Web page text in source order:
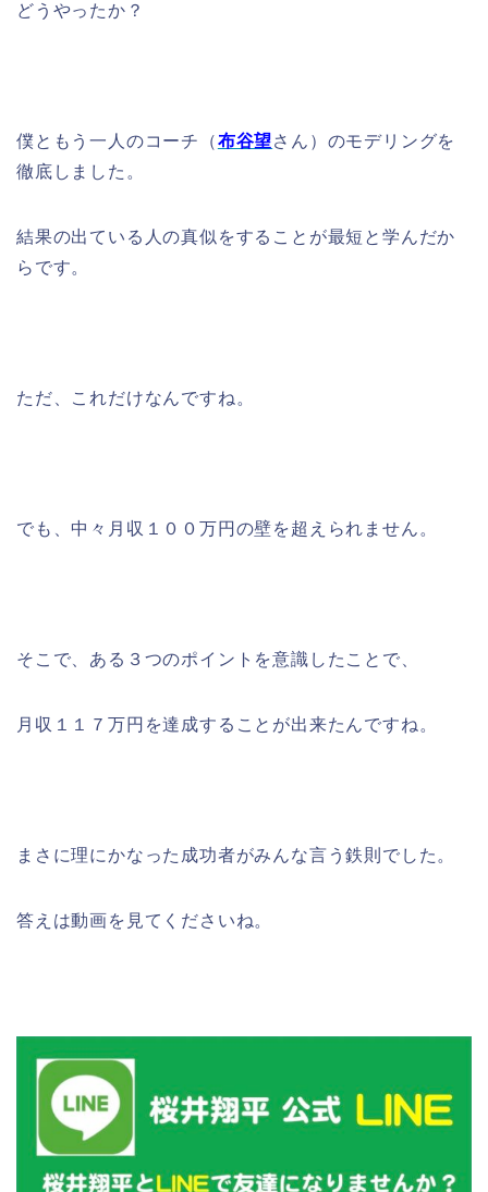
どうやったか？
僕ともう一人のコーチ（布谷望さん）のモデリングを
徹底しました。
結果の出ている人の真似をすることが最短と学んだか
らです。
ただ、これだけなんですね。
でも、中々月収１００万円の壁を超えられません。
そこで、ある３つのポイントを意識したことで、
月収１１７万円を達成することが出来たんですね。
まさに理にかなった成功者がみんな言う鉄則でした。
答えは動画を見てくださいね。